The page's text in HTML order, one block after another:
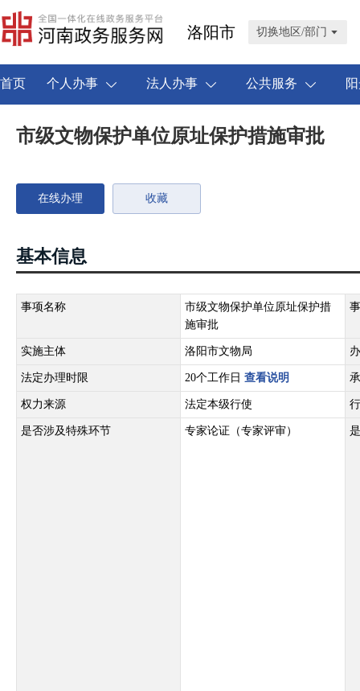
洛阳市 切换地区/部门
首页 个人办事 法人办事 公共服务
市级文物保护单位原址保护措施审批
在线办理 收藏
基本信息
事项名称
市级文物保护单位原址保护措
施审批
实施主体 洛阳市文物局
法定办理时限 20个工作日 查看说明
权力来源 法定本级行使
是否涉及特殊环节 专家论证（专家评审）